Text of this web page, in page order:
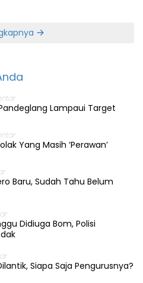
Lampaui Target
Yang Masih ‘Perawan’
Baru, Sudah Tahu Belum
Didiuga Bom, Polisi
Siapa Saja Pengurusnya?